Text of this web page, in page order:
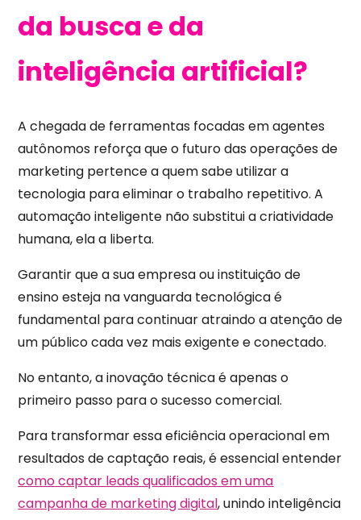
da busca e da
inteligência artificial?
A chegada de ferramentas focadas em agentes
autônomos reforça que o futuro das operações de
marketing pertence a quem sabe utilizar a
tecnologia para eliminar o trabalho repetitivo. A
automação inteligente não substitui a criatividade
humana, ela a liberta.
Garantir que a sua empresa ou instituição de
ensino esteja na vanguarda tecnológica é
fundamental para continuar atraindo a atenção de
um público cada vez mais exigente e conectado.
No entanto, a inovação técnica é apenas o
primeiro passo para o sucesso comercial.
Para transformar essa eficiência operacional em
resultados de captação reais, é essencial entender
como captar leads qualificados em uma
campanha de marketing digital, unindo inteligência